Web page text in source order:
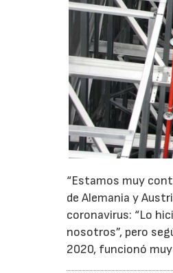
“Estamos muy
de Alemania y
coronavirus: “Lo
nosotros”, pero
2020, funcionó